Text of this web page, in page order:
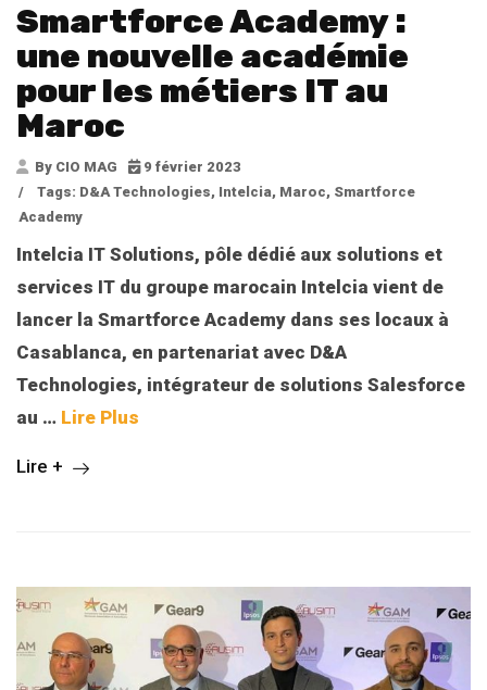
Smartforce Academy :
une nouvelle académie
pour les métiers IT au
Maroc
By CIO MAG
9 février 2023
/
Tags: D&A Technologies, Intelcia, Maroc, Smartforce
Academy
Intelcia IT Solutions, pôle dédié aux solutions et
services IT du groupe marocain Intelcia vient de
lancer la Smartforce Academy dans ses locaux à
Casablanca, en partenariat avec D&A
Technologies, intégrateur de solutions Salesforce
au … Lire Plus
Lire +